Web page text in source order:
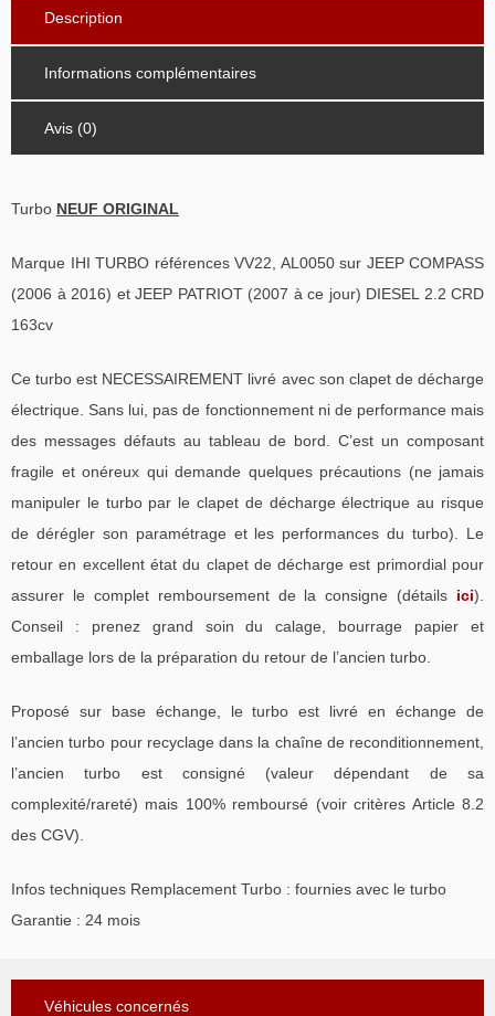
Description
Informations complémentaires
Avis (0)
Turbo NEUF ORIGINAL
Marque IHI TURBO références VV22, AL0050 sur JEEP COMPASS
(2006 à 2016) et JEEP PATRIOT (2007 à ce jour) DIESEL 2.2 CRD
163cv
Ce turbo est NECESSAIREMENT livré avec son clapet de décharge
électrique. Sans lui, pas de fonctionnement ni de performance mais
des messages défauts au tableau de bord. C’est un composant
fragile et onéreux qui demande quelques précautions (ne jamais
manipuler le turbo par le clapet de décharge électrique au risque
de dérégler son paramétrage et les performances du turbo). Le
retour en excellent état du clapet de décharge est primordial pour
assurer le complet remboursement de la consigne (détails ici).
Conseil : prenez grand soin du calage, bourrage papier et
emballage lors de la préparation du retour de l’ancien turbo.
Proposé sur base échange, le turbo est livré en échange de
l’ancien turbo pour recyclage dans la chaîne de reconditionnement,
l’ancien turbo est consigné (valeur dépendant de sa
complexité/rareté) mais 100% remboursé (voir critères Article 8.2
des CGV).
Infos techniques Remplacement Turbo : fournies avec le turbo
Garantie : 24 mois
Véhicules concernés